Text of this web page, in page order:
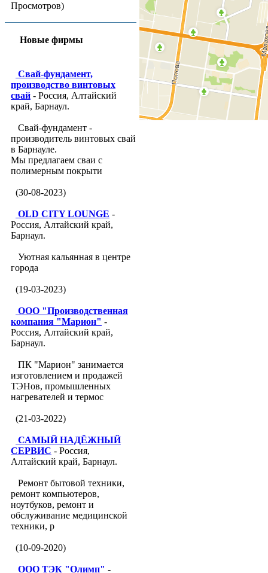
Просмотров)
Новые фирмы
Свай-фундамент,
производство винтовых
свай - Россия, Алтайский
край, Барнаул.
Свай-фундамент -
производитель винтовых свай
в Барнауле.
Мы предлагаем сваи с
полимерным покрыти
(30-08-2023)
OLD CITY LOUNGE -
Россия, Алтайский край,
Барнаул.
Уютная кальянная в центре
города
(19-03-2023)
ООО "Производственная
компания "Марион" -
Россия, Алтайский край,
Барнаул.
ПК "Марион" занимается
изготовлением и продажей
ТЭНов, промышленных
нагревателей и термос
(21-03-2022)
САМЫЙ НАДЁЖНЫЙ
СЕРВИС - Россия,
Алтайский край, Барнаул.
Ремонт бытовой техники,
ремонт компьютеров,
ноутбуков, ремонт и
обслуживание медицинской
техники, р
(10-09-2020)
ООО ТЭК "Олимп" -